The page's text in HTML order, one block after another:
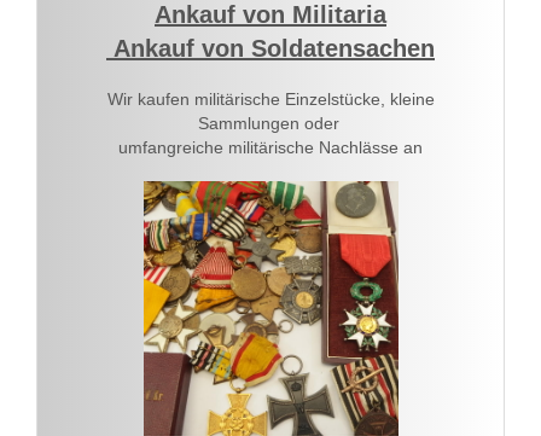
Ankauf von Militaria
Ankauf von Soldatensachen
Wir kaufen militärische Einzelstücke, kleine
Sammlungen oder
umfangreiche militärische Nachlässe an